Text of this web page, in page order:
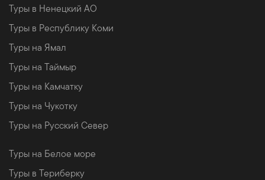
Туры в Ненецкий АО
Туры в Республику Коми
Туры на Ямал
Туры на Таймыр
Туры на Камчатку
Туры на Чукотку
Туры на Русский Север
Туры на Белое море
Туры в Териберку